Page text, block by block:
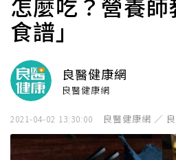
怎麼吃？營養
食譜」
良醫健康網
良醫健康網
2021-04-02 13:30:00 良醫健康網 ／